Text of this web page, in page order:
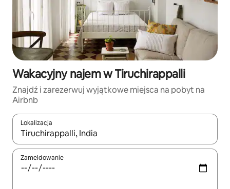
Wakacyjny najem w Tiruchirappalli
Znajdź i zarezerwuj wyjątkowe miejsca na pobyt na
Airbnb
Lokalizacja
Gdy wyniki będą dostępne, możesz poruszać się po nich za
Zameldowanie